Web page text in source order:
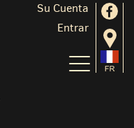
Su Cuenta
Entrar